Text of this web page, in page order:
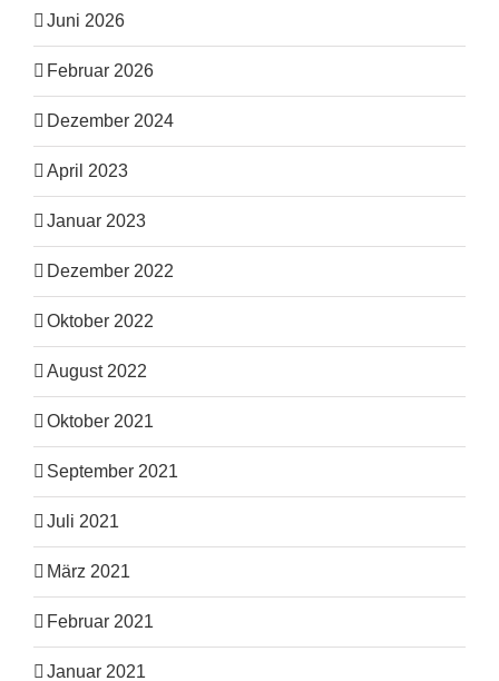
Juni 2026
Februar 2026
Dezember 2024
April 2023
Januar 2023
Dezember 2022
Oktober 2022
August 2022
Oktober 2021
September 2021
Juli 2021
März 2021
Februar 2021
Januar 2021